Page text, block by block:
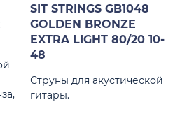
SIT STRINGS GB1048
GOLDEN BRONZE
EXTRA LIGHT 80/20 10-
48
Струны для акустической
гитары.